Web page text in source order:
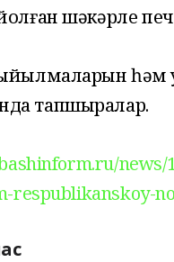
шәкәрле
һәм
тапшыралар.
respublikanskoy-